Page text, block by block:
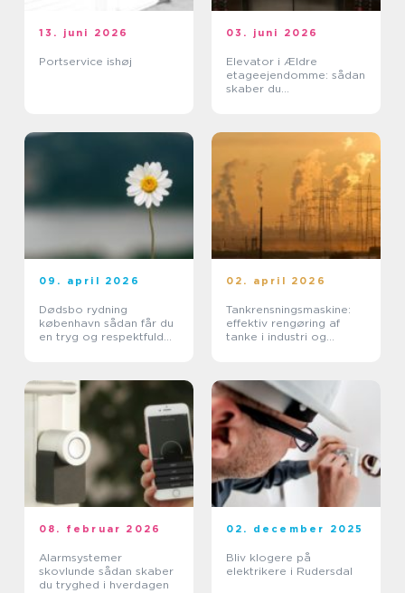
13. juni 2026
Portservice ishøj
03. juni 2026
Elevator i Ældre
etageejendomme: sådan
skaber du
09. april 2026
Dødsbo rydning
københavn sådan får du
en tryg og respektfuld
02. april 2026
Tankrensningsmaskine:
effektiv rengøring af
tanke i industri og
08. februar 2026
Alarmsystemer
skovlunde sådan skaber
du tryghed i hverdagen
02. december 2025
Bliv klogere på
elektrikere i Rudersdal